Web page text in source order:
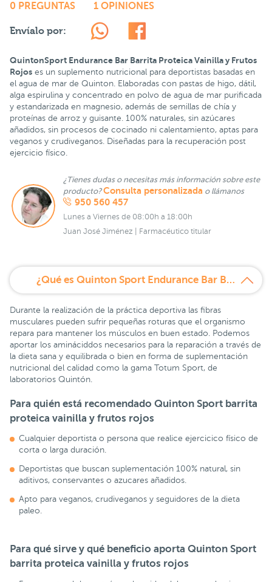
0 PREGUNTAS 1 OPINIONES
Envíalo por:
QuintonSport Endurance Bar Barrita Proteica Vainilla y Frutos
Rojos es un suplemento nutricional para deportistas basadas en
el agua de mar de Quinton. Elaboradas con pastas de higo, dátil,
alga espirulina y concentrado en polvo de agua de mar purificada
y estandarizada en magnesio, además de semillas de chía y
proteínas de arroz y guisante. 100% naturales, sin azúcares
añadidos, sin procesos de cocinado ni calentamiento, aptas para
veganos y crudiveganos. Diseñadas para la recuperación post
ejercicio físico.
¿Tienes dudas o necesitas más información sobre este
producto?Consulta personalizada o llámanos
950 560 457
Lunes a Viernes de 08:00h a 18:00h
Juan José Jiménez | Farmacéutico titular
¿Qué es Quinton Sport Endurance Bar Barrita Proteica Vainilla y Frutos Rojos 40 g?
Durante la realización de la práctica deportiva las fibras
musculares pueden sufrir pequeñas roturas que el organismo
repara para mantener los músculos en buen estado. Podemos
aportar los amináciddos necesarios para la reparación a través de
la dieta sana y equilibrada o bien en forma de suplementación
nutricional del calidad como la gama Totum Sport, de
laboratorios Quintón.
Para quién está recomendado Quinton Sport barrita
proteica vainilla y frutos rojos
Cualquier deportista o persona que realice ejercicico físico de
corta o larga duración.
Deportistas que buscan suplementación 100% natural, sin
aditivos, conservantes o azucares añadidos.
Apto para veganos, crudiveganos y seguidores de la dieta
paleo.
Para qué sirve y qué beneficio aporta Quinton Sport
barrita proteica vainilla y frutos rojos